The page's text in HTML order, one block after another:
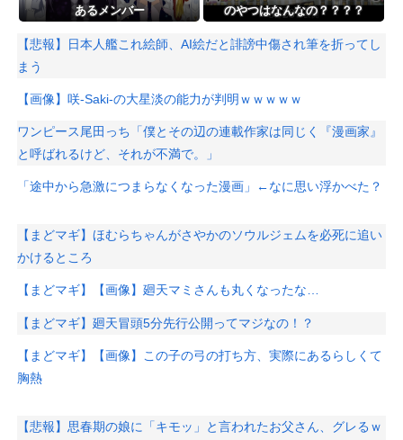
あるメンバー
のやつはなんなの？？？？
【悲報】日本人艦これ絵師、AI絵だと誹謗中傷され筆を折ってし
まう
【画像】咲-Saki-の大星淡の能力が判明ｗｗｗｗｗ
ワンピース尾田っち「僕とその辺の連載作家は同じく『漫画家』
と呼ばれるけど、それが不満で。」
「途中から急激につまらなくなった漫画」←なに思い浮かべた？
【まどマギ】ほむらちゃんがさやかのソウルジェムを必死に追い
かけるところ
【まどマギ】【画像】廻天マミさんも丸くなったな…
【まどマギ】廻天冒頭5分先行公開ってマジなの！？
【まどマギ】【画像】この子の弓の打ち方、実際にあるらしくて
胸熱
【悲報】思春期の娘に「キモッ」と言われたお父さん、グレるｗ